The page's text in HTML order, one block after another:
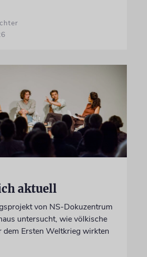
aktuell
von NS-Dokuzentrum
untersucht, wie völkische
dem Ersten Weltkrieg wirkten